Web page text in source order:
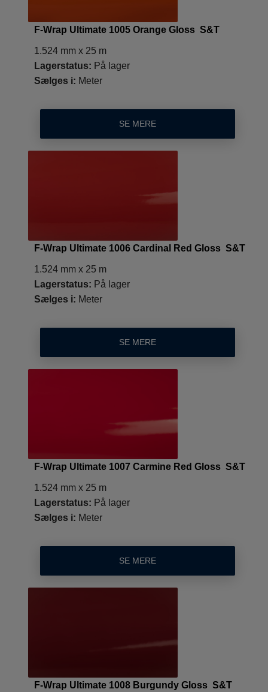
F-Wrap Ultimate 1005 Orange Gloss S&T
1.524 mm x 25 m
Lagerstatus: På lager
Sælges i: Meter
SE MERE
F-Wrap Ultimate 1006 Cardinal Red Gloss S&T
1.524 mm x 25 m
Lagerstatus: På lager
Sælges i: Meter
SE MERE
F-Wrap Ultimate 1007 Carmine Red Gloss S&T
1.524 mm x 25 m
Lagerstatus: På lager
Sælges i: Meter
SE MERE
F-Wrap Ultimate 1008 Burgundy Gloss S&T